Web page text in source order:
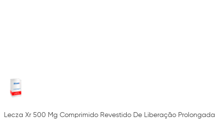
Lecza Xr 500 Mg Comprimido Revestido De Liberação Prolongada